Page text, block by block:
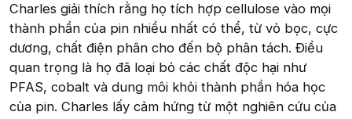
Charles giải thích rằng họ tích hợp cellulose vào mọi
thành phần của pin nhiều nhất có thể, từ vỏ bọc, cực
dương, chất điện phân cho đến bộ phân tách. Điều
quan trọng là họ đã loại bỏ các chất độc hại như
PFAS, cobalt và dung môi khỏi thành phần hóa học
của pin. Charles lấy cảm hứng từ một nghiên cứu của